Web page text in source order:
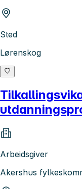
Sted
Lørenskog
Arbeidsgiver
Akershus